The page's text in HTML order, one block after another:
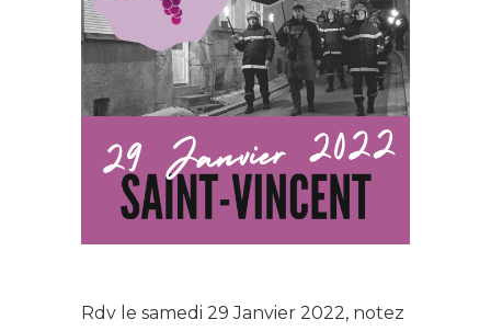
Rdv le samedi 29 Janvier 2022, notez